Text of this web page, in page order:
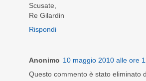
Scusate,
Re Gilardin
Rispondi
Anonimo 10 maggio 2010 alle ore
Questo commento è stato eliminato